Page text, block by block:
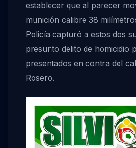
establecer que al parecer
munición calibre 38
Policía capturó a estos dos
presunto delito de homicidio
presentados en contra del
Rosero.